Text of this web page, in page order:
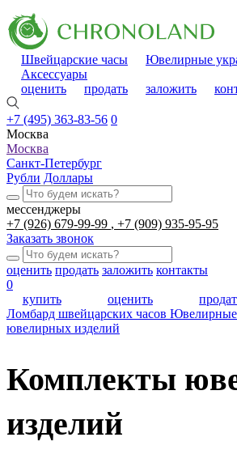
Швейцарские часы
Ювелирные
Аксессуары
оценить
продать заложить
+7 (495) 363-83-56 0
Москва
Москва
Санкт-Петербург
Рубли Доллары
мессенджеры
+7 (926) 679-99-99
+7 (909) 935-95-95
Заказать звонок
оценить продать заложить контакты
0
купить
оценить
Ломбард швейцарских часов Ювелирные
ювелирных изделий
Комплекты
изделий